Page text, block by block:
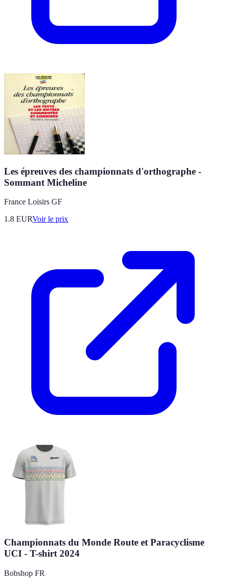
Les épreuves des championnats d'orthographe -
Sommant Micheline
France Loisirs GF
1.8 EURVoir le prix
Championnats du Monde Route et Paracyclisme
UCI - T-shirt 2024
Bobshop FR